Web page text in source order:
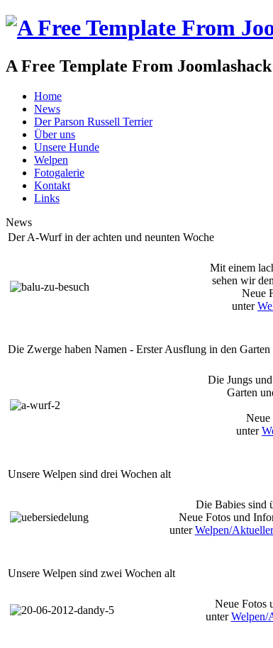
A Free Template From Joomlashack
Home
News
Der Parson Russell Terrier
Über uns
Unsere Hunde
Welpen
Fotogalerie
Kontakt
Links
News
Der A-Wurf in der achten und neunten Woche
Mit einem
sehen wir
Neue
unter
Die Zwerge haben Namen - Erster Ausflung in den Garten
Die Jungs
Garten
Neue
unter
Unsere Welpen sind drei Wochen alt
Die Babies sind
Neue Fotos und
unterWelpen/
Unsere Welpen sind zwei Wochen alt
Neue Fotos
unterWelpen/